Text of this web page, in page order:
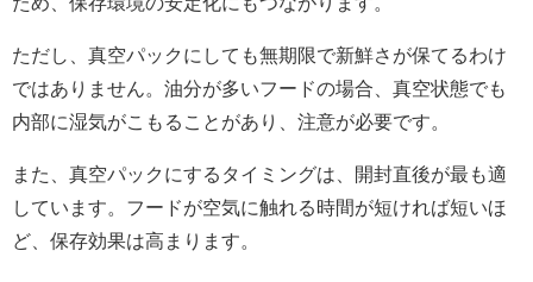
ただし、真空パックにしても無期限で新鮮さが保てるわけ
ではありません。油分が多いフードの場合、真空状態でも
内部に湿気がこもることがあり、注意が必要です。
また、真空パックにするタイミングは、開封直後が最も適
しています。フードが空気に触れる時間が短ければ短いほ
ど、保存効果は高まります。